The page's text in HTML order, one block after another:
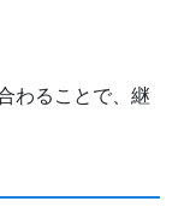
わることで、継